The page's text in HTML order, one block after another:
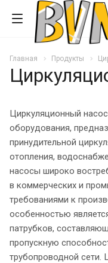
Главная Продукты
Циркуляционный
оборудования,
принудительной
отопления,
насосы широко
в коммерческих и
требованиями к
особенностью
патрубков,
пропускную
трубопроводной сети.